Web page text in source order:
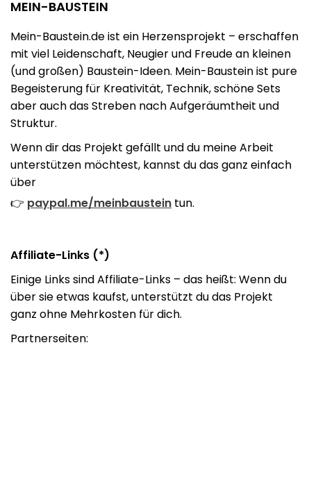
MEIN-BAUSTEIN
Mein-Baustein.de ist ein Herzensprojekt – erschaffen
mit viel Leidenschaft, Neugier und Freude an kleinen
(und großen) Baustein-Ideen. Mein-Baustein ist pure
Begeisterung für Kreativität, Technik, schöne Sets
aber auch das Streben nach Aufgeräumtheit und
Struktur.
Wenn dir das Projekt gefällt und du meine Arbeit
unterstützen möchtest, kannst du das ganz einfach
über
👉 paypal.me/meinbaustein tun.
Affiliate-Links (*)
Einige Links sind Affiliate-Links – das heißt: Wenn du
über sie etwas kaufst, unterstützt du das Projekt
ganz ohne Mehrkosten für dich.
Partnerseiten: